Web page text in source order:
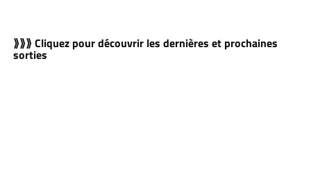
⟫⟫⟫ Cliquez pour découvrir les dernières et prochaines
sorties